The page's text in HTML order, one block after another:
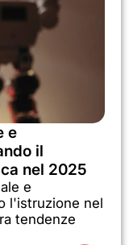
e
il
nel 2025
e
l'istruzione nel
tendenze